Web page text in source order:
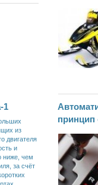
1
из
двигателя
и
ниже, чем
за счёт
принцип